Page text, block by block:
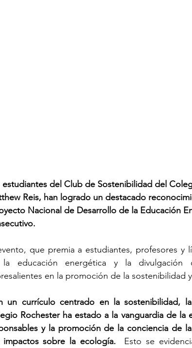
estudiantes del Club de Sostenibilidad del
Reis, han logrado un destacado
Nacional de Desarrollo de la Educación
que premia a estudiantes, profesores y
educación energética y la divulgación
en la promoción de la sostenibilidad
un currículo centrado en la sostenibilidad,
Rochester ha estado a la vanguardia de la
y la promoción de la conciencia de
impactos sobre la ecología. Esto se